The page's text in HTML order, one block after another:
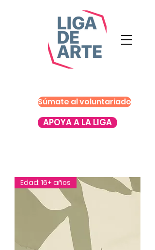
Súmate al voluntariado
APOYA A LA LIGA
Edad: 16+ años